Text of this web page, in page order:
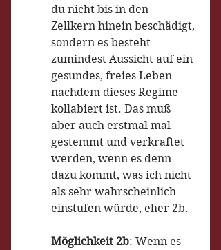
du nicht bis in den
Zellkern hinein beschädigt,
sondern es besteht
zumindest Aussicht auf ein
gesundes, freies Leben
nachdem dieses Regime
kollabiert ist. Das muß
aber auch erstmal mal
gestemmt und verkraftet
werden, wenn es denn
dazu kommt, was ich nicht
als sehr wahrscheinlich
einstufen würde, eher 2b.
Möglichkeit 2b: Wenn es